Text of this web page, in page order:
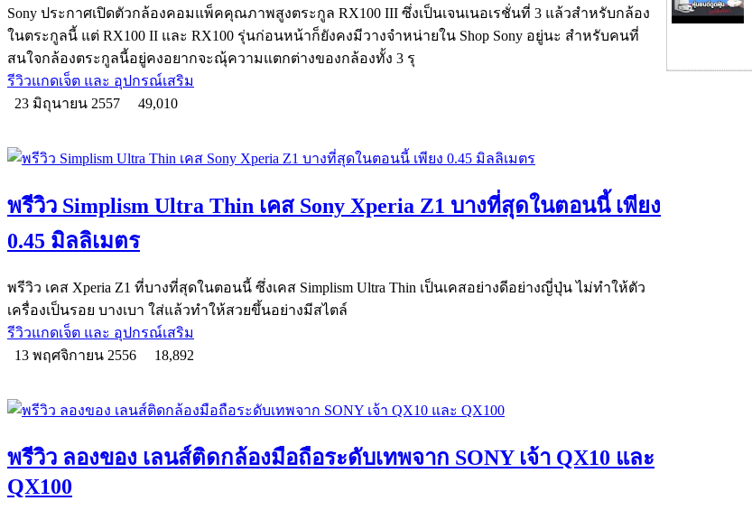
Sony ประกาศเปิดตัวกล้องคอมแพ็คคุณภาพสูงตระกูล RX100 III ซึ่งเป็นเจนเนอเรชั่นที่ 3 แล้วสำหรับกล้อง
ในตระกูลนี้ แต่ RX100 II และ RX100 รุ่นก่อนหน้าก็ยังคงมีวางจำหน่ายใน Shop Sony อยู่นะ สำหรับคนที่
สนใจกล้องตระกูลนี้อยู่คงอยากจะณุ้ความแตกต่างของกล้องทั้ง 3 รุ
รีวิวแกดเจ็ต และ อุปกรณ์เสริม
23 มิถุนายน 2557
49,010
พรีวิว Simplism Ultra Thin เคส Sony Xperia Z1 บางที่สุดในตอนนี้ เพียง
0.45 มิลลิเมตร
พรีวิว เคส Xperia Z1 ที่บางที่สุดในตอนนี้ ซึ่งเคส Simplism Ultra Thin เป็นเคสอย่างดีอย่างญี่ปุ่น ไม่ทำให้ตัว
เครื่องเป็นรอย บางเบา ใส่แล้วทำให้สวยขึ้นอย่างมีสไตล์
รีวิวแกดเจ็ต และ อุปกรณ์เสริม
13 พฤศจิกายน 2556
18,892
พรีวิว ลองของ เลนส์ติดกล้องมือถือระดับเทพจาก SONY เจ้า QX10 และ
QX100